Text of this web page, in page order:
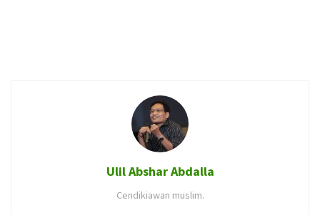
Ulil Abshar Abdalla
Cendikiawan muslim.